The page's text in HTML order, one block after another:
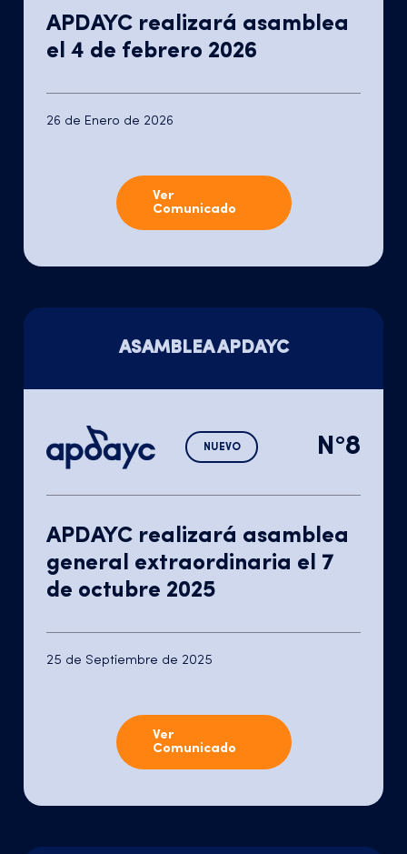
APDAYC realizará asamblea
el 4 de febrero 2026
26 de Enero de 2026
Ver
Comunicado
ASAMBLEA APDAYC
NUEVO N°8
APDAYC realizará asamblea
general extraordinaria el 7
de octubre 2025
25 de Septiembre de 2025
Ver
Comunicado